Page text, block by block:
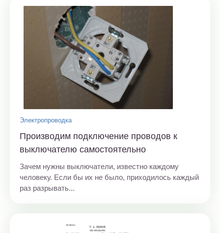
Электропроводка
Производим подключение проводов к
выключателю самостоятельно
Зачем нужны выключатели, известно каждому
человеку. Если бы их не было, приходилось каждый
раз разрывать...